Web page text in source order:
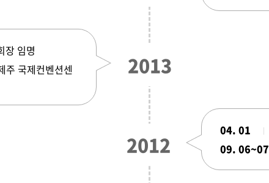
2013
장 임명
주 국제컨벤션센
2012
04. 01
09. 06~07